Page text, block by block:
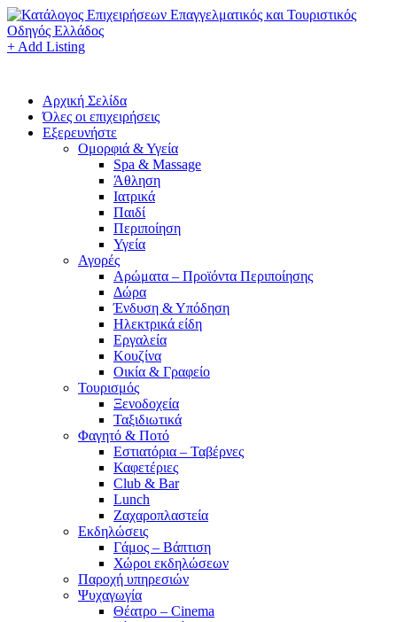
+ Add Listing
Αρχική Σελίδα
Όλες οι επιχειρήσεις
Εξερευνήστε
Ομορφιά & Υγεία
Spa & Massage
Άθληση
Ιατρικά
Παιδί
Περιποίηση
Υγεία
Αγορές
Αρώματα – Προϊόντα Περιποίησης
Δώρα
Ένδυση & Υπόδηση
Ηλεκτρικά είδη
Εργαλεία
Κουζίνα
Οικία & Γραφείο
Τουρισμός
Ξενοδοχεία
Ταξιδιωτικά
Φαγητό & Ποτό
Εστιατόρια – Ταβέρνες
Καφετέριες
Club & Bar
Lunch
Ζαχαροπλαστεία
Εκδηλώσεις
Γάμος – Βάπτιση
Χώροι εκδηλώσεων
Παροχή υπηρεσιών
Ψυχαγωγία
Θέατρο – Cinema